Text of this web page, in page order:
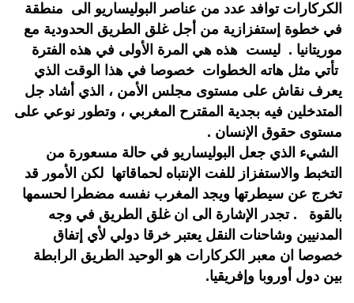
الكركارات توافد عدد من عناصر البوليساريو الى منطقة
في خطوة إستفزازية من أجل غلق الطريق الحدودية مع
موريتانيا . ليست هذه هي المرة الأولى في هذه الفترة
تأتي مثل هاته الخطوات خصوصا في هذا الوقت الذي
يعرف نقاش على مستوى مجلس الأمن ، الذي أشاد جل
المتدخلين فيه بجدية المقترح المغربي ، وتطور نوعي على
مستوى حقوق الإنسان .
الشيء الذي جعل البوليساريو في حالة مسعورة من
التخبط والاستفزاز للفت الإنتباه لحماقاتها لكن الأمور قد
تخرج عن سيطرتها ويجد المغرب نفسه مضطرا لحسمها
بالقوة . تجدر الإشارة الى ان غلق الطريق في وجه
المدنيين وشاحنات النقل يعتبر خرقا دولي لأي إتفاق
خصوصا ان معبر الكركارات هو الوحيد الطريق الرابطة
بين دول أوروبا وإفريقيا.